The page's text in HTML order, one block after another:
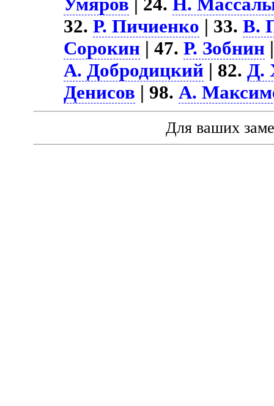
32.Р. Пичиенко | 33.В.
Сорокин | 47.Р. Зобнин
А. Добродицкий | 82.Д.
Денисов | 98.А.
Для ваших